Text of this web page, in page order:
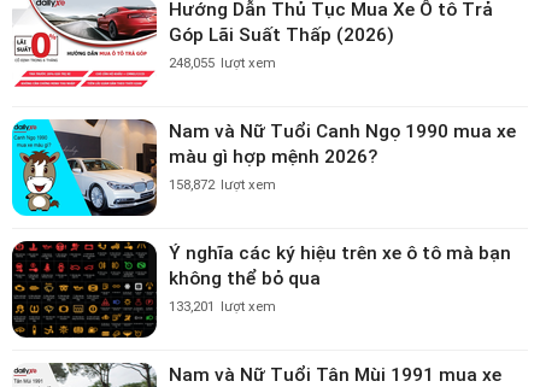
Hướng Dẫn Thủ Tục Mua Xe Ô tô Trả
Góp Lãi Suất Thấp (2026)
248,055 lượt xem
Nam và Nữ Tuổi Canh Ngọ 1990 mua xe
màu gì hợp mệnh 2026?
158,872 lượt xem
Ý nghĩa các ký hiệu trên xe ô tô mà bạn
không thể bỏ qua
133,201 lượt xem
Nam và Nữ Tuổi Tân Mùi 1991 mua xe